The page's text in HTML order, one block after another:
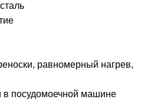
равномерный нагрев,
в посудомоечной машине